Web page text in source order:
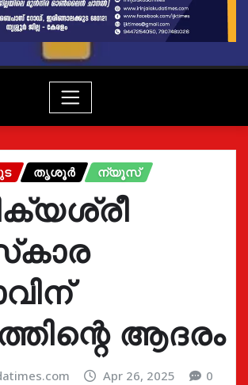
തൃശൂർ ന്യൂസ്
ആദരം
Apr 26, 2025 0